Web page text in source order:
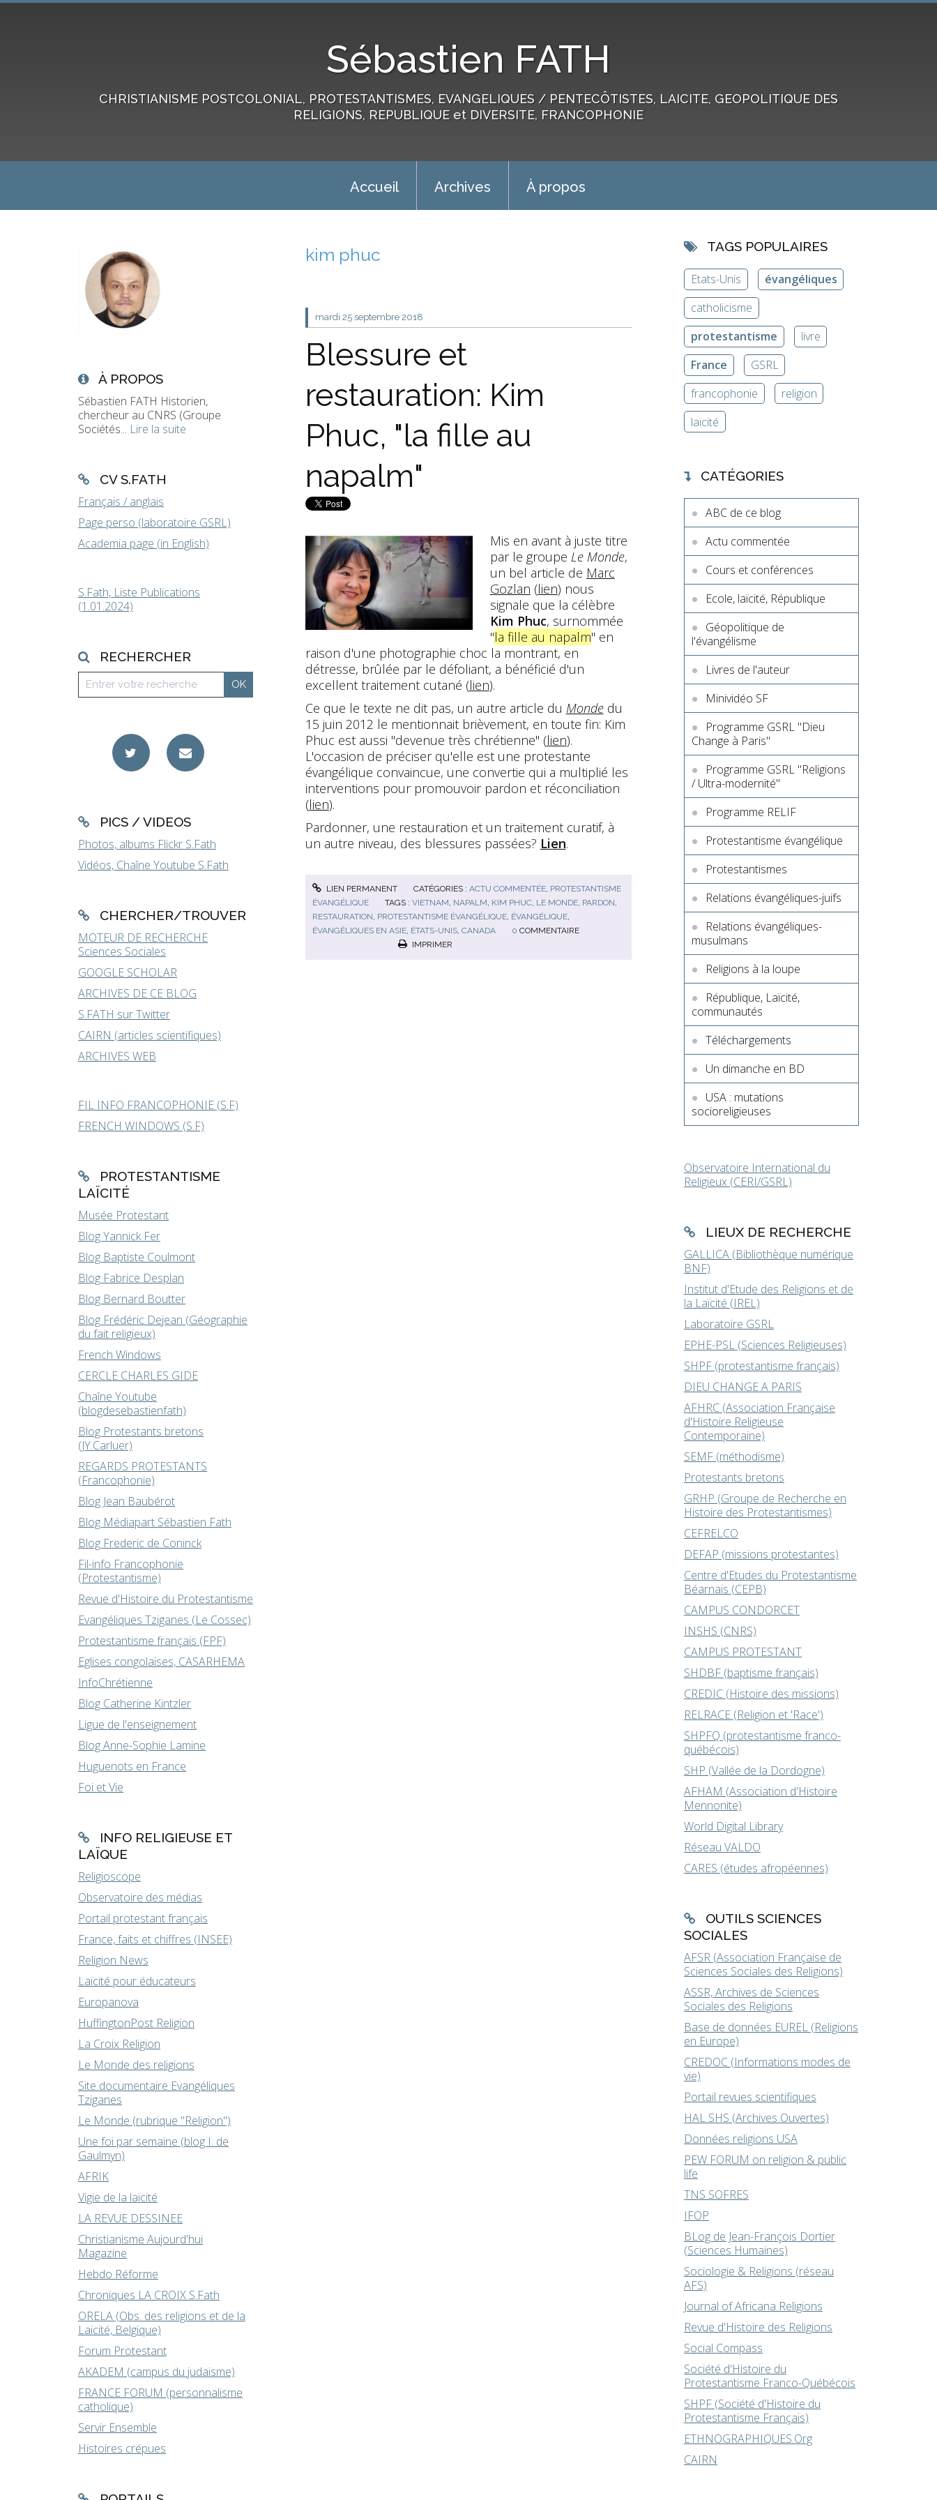
Sébastien FATH
CHRISTIANISME POSTCOLONIAL, PROTESTANTISMES, EVANGELIQUES / PENTECÔTISTES, LAICITE, GEOPOLITIQUE DES
RELIGIONS, REPUBLIQUE et DIVERSITE, FRANCOPHONIE
Accueil Archives À propos
À PROPOS
Sébastien FATH Historien,
chercheur au CNRS (Groupe
Sociétés... Lire la suite
CV S.FATH
Français / anglais
Page perso (laboratoire GSRL)
Academia page (in English)
S.Fath, Liste Publications
(1.01.2024)
RECHERCHER
PICS / VIDEOS
Photos, albums Flickr S.Fath
Vidéos, Chaîne Youtube S.Fath
CHERCHER/TROUVER
MOTEUR DE RECHERCHE
Sciences Sociales
GOOGLE SCHOLAR
ARCHIVES DE CE BLOG
S.FATH sur Twitter
CAIRN (articles scientifiques)
ARCHIVES WEB
FIL INFO FRANCOPHONIE (S.F)
FRENCH WINDOWS (S.F)
PROTESTANTISME
LAÏCITÉ
Musée Protestant
Blog Yannick Fer
Blog Baptiste Coulmont
Blog Fabrice Desplan
Blog Bernard Boutter
Blog Frédéric Dejean (Géographie
du fait religieux)
French Windows
CERCLE CHARLES GIDE
Chaîne Youtube
(blogdesebastienfath)
Blog Protestants bretons
(JY.Carluer)
REGARDS PROTESTANTS
(Francophonie)
Blog Jean Baubérot
Blog Médiapart Sébastien Fath
Blog Frederic de Coninck
Fil-info Francophonie
(Protestantisme)
Revue d'Histoire du Protestantisme
Evangéliques Tziganes (Le Cossec)
Protestantisme français (FPF)
Eglises congolaises, CASARHEMA
InfoChrétienne
Blog Catherine Kintzler
Ligue de l'enseignement
Blog Anne-Sophie Lamine
Huguenots en France
Foi et Vie
INFO RELIGIEUSE ET
LAÏQUE
Religioscope
Observatoire des médias
Portail protestant français
France, faits et chiffres (INSEE)
Religion News
Laïcité pour éducateurs
Europanova
HuffingtonPost Religion
La Croix Religion
Le Monde des religions
Site documentaire Evangéliques
Tziganes
Le Monde (rubrique "Religion")
Une foi par semaine (blog I. de
Gaulmyn)
AFRIK
Vigie de la laïcité
LA REVUE DESSINEE
Christianisme Aujourd'hui
Magazine
Hebdo Réforme
Chroniques LA CROIX S.Fath
ORELA (Obs. des religions et de la
Laïcité, Belgique)
Forum Protestant
AKADEM (campus du judaïsme)
FRANCE FORUM (personnalisme
catholique)
Servir Ensemble
Histoires crépues
kim phuc
mardi 25 septembre 2018
Blessure et
restauration: Kim
Phuc, "la fille au
napalm"
Mis en avant à juste titre
par le groupe Le Monde,
un bel article de Marc
Gozlan (lien) nous
signale que la célèbre
Kim Phuc, surnommée
"la fille au napalm" en
raison d'une photographie choc la montrant, en
détresse, brûlée par le défoliant, a bénéficié d'un
excellent traitement cutané (lien).
Ce que le texte ne dit pas, un autre article du Mondedu
15 juin 2012 le mentionnait brièvement, en toute fin: Kim
Phuc est aussi "devenue très chrétienne" (lien).
L'occasion de préciser qu'elle est une protestante
évangélique convaincue, une convertie qui a multiplié les
interventions pour promouvoir pardon et réconciliation
(lien).
Pardonner, une restauration et un traitement curatif, à
un autre niveau, des blessures passées? Lien.
LIEN PERMANENT CATÉGORIES :ACTU COMMENTÉE PROTESTANTISME
ÉVANGÉLIQUE
TAGS : VIETNAM NAPALM KIM PHUC, LE MONDE, PARDON
RESTAURATION PROTESTANTISME ÉVANGÉLIQUE, ÉVANGÉLIQUE,
ÉVANGÉLIQUES EN ASIE, ÉTATS-UNIS, CANADA 0 COMMENTAIRE
IMPRIMER
TAGS POPULAIRES
Etats-Unis
évangéliques
catholicisme
protestantisme
livre
France
GSRL
francophonie
religion
laïcité
CATÉGORIES
ABC de ce blog
Actu commentée
Cours et conférences
Ecole, laïcité, République
Géopolitique de
l'évangélisme
Livres de l'auteur
Minividéo SF
Programme GSRL "Dieu
Change à Paris"
Programme GSRL "Religions
/ Ultra-modernité"
Programme RELIF
Protestantisme évangélique
Protestantismes
Relations évangéliques-juifs
Relations évangéliques-
musulmans
Religions à la loupe
République, Laïcité,
communautés
Téléchargements
Un dimanche en BD
USA : mutations
socioreligieuses
Observatoire International du
Religieux (CERI/GSRL)
LIEUX DE RECHERCHE
GALLICA (Bibliothèque numérique
BNF)
Institut d'Etude des Religions et de
la Laïcité (IREL)
Laboratoire GSRL
EPHE-PSL (Sciences Religieuses)
SHPF (protestantisme français)
DIEU CHANGE A PARIS
AFHRC (Association Française
d'Histoire Religieuse
Contemporaine)
SEMF (méthodisme)
Protestants bretons
GRHP (Groupe de Recherche en
Histoire des Protestantismes)
CEFRELCO
DEFAP (missions protestantes)
Centre d'Etudes du Protestantisme
Béarnais (CEPB)
CAMPUS CONDORCET
INSHS (CNRS)
CAMPUS PROTESTANT
SHDBF (baptisme français)
CREDIC (Histoire des missions)
RELRACE (Religion et 'Race')
SHPFQ (protestantisme franco-
québécois)
SHP (Vallée de la Dordogne)
AFHAM (Association d'Histoire
Mennonite)
World Digital Library
Réseau VALDO
CARES (études afropéennes)
OUTILS SCIENCES
SOCIALES
AFSR (Association Française de
Sciences Sociales des Religions)
ASSR, Archives de Sciences
Sociales des Religions
Base de données EUREL (Religions
en Europe)
CREDOC (Informations modes de
vie)
Portail revues scientifiques
HAL SHS (Archives Ouvertes)
Données religions USA
PEW FORUM on religion & public
life
TNS SOFRES
IFOP
BLog de Jean-François Dortier
(Sciences Humaines)
Sociologie & Religions (réseau
AFS)
Journal of Africana Religions
Revue d'Histoire des Religions
Social Compass
Société d'Histoire du
Protestantisme Franco-Québécois
SHPF (Société d'Histoire du
Protestantisme Français)
ETHNOGRAPHIQUES.Org
CAIRN